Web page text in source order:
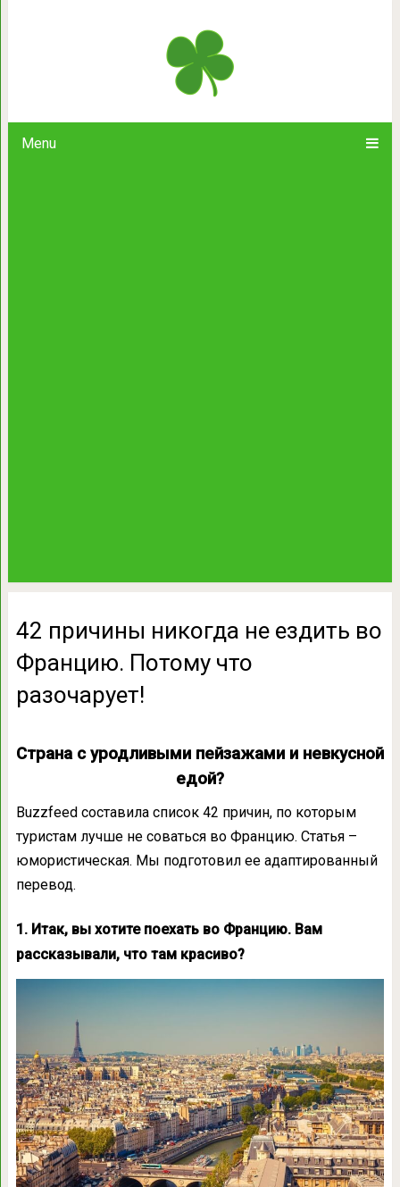
Menu
42 причины никогда не
42 причины никогда не ездить во
Францию. Потому что
разочарует!
Страна с уродливыми пейзажами и невкусной
едой?
Buzzfeed составила список 42 причин, по которым
туристам лучше не соваться во Францию. Статья –
юмористическая. Мы подготовил ее адаптированный
перевод.
1. Итак, вы хотите поехать во Францию. Вам
рассказывали, что там красиво?